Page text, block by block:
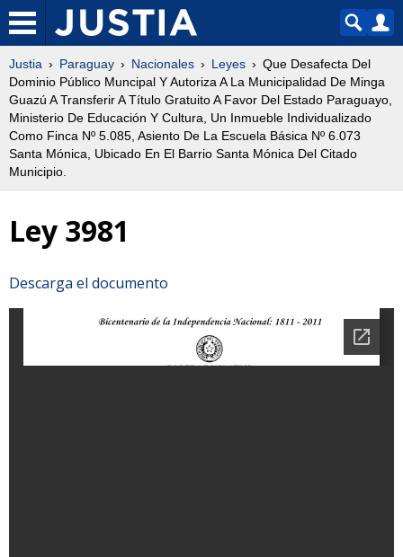
Justia Paraguay Nacionales Leyes
Que Desafecta Del
Dominio Público Muncipal Y Autoriza A La Municipalidad De Minga
Guazú A Transferir A Título Gratuito A Favor Del Estado Paraguayo,
Ministerio De Educación Y Cultura, Un Inmueble Individualizado
Como Finca Nº 5.085, Asiento De La Escuela Básica Nº 6.073
Santa Mónica, Ubicado En El Barrio Santa Mónica Del Citado
Municipio.
Ley 3981
Descarga el documento